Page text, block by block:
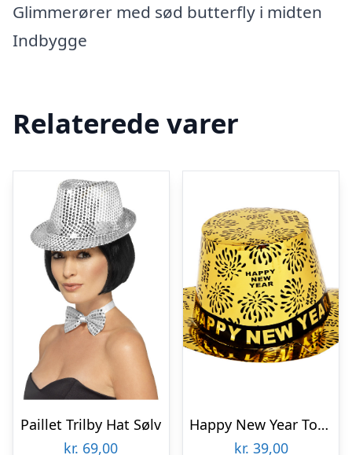
Glimmerører med sød butterfly i midten
Indbygge
Relaterede varer
Paillet Trilby Hat Sølv
kr. 69,00
Happy New Year Tophat Guld
kr. 39,00